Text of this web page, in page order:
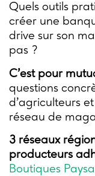
Quels outils
créer une
drive sur son
pas ?
C’est pour
questions
d’agriculteurs
réseau de
3 réseaux
producteurs
Boutiques